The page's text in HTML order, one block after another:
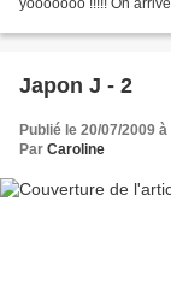
Japon J - 2
Publié le 20/07/2009
Par Caroline